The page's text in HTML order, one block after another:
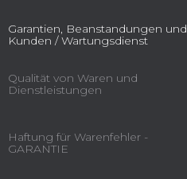
Garantien, Beanstandungen und
Kunden / Wartungsdienst
Qualität von Waren und
Dienstleistungen
Haftung für Warenfehler -
GARANTIE